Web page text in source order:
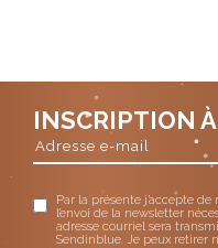
INSCRIPTION
Par la présente j’accepte
l’envoi de la newsletter
adresse courriel sera
Sendinblue. Je peux retirer